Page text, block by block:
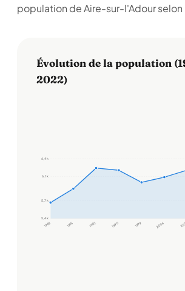
population de Aire-sur-l'Adour selon
Évolution de la population
2022)
5,4 k
5,7 k
6,1 k
6,4 k
1968 1975 1982 1990 1999 2006